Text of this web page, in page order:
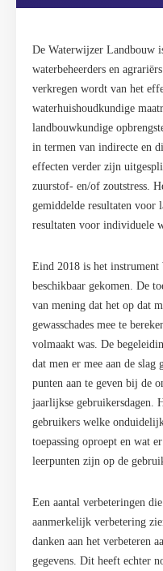
De Waterwijzer Landbouw
waterbeheerders en
verkregen wordt van het
waterhuishoudkundige
landbouwkundige
in termen van indirecte en
effecten verder zijn
zuurstof- en/of zoutstress.
gemiddelde resultaten voor
resultaten voor individuele
Eind 2018 is het
beschikbaar gekomen. De
van mening dat het op dat
gewasschades mee te
volmaakt was. De
dat men er mee aan de
punten aan te geven bij de
jaarlijkse gebruikersdagen.
gebruikers welke
toepassing oproept en wat
leerpunten zijn op de
Een aantal verbeteringen
aanmerkelijk verbetering
danken aan het verbeteren
gegevens. Dit heeft echter